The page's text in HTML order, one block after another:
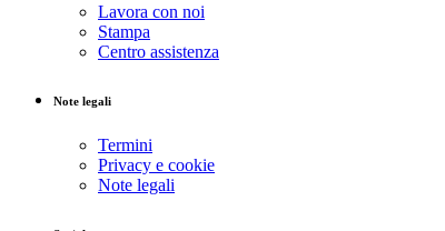
Lavora con noi
Stampa
Centro assistenza
Note legali
Termini
Privacy e cookie
Note legali